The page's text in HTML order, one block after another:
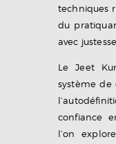
techniques
du
avec
Le Jeet
système de
confiance
l’on